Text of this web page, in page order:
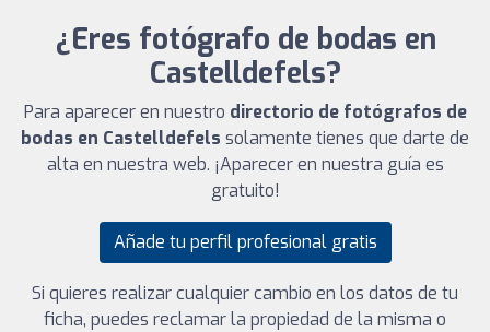
¿Eres fotógrafo de bodas en
Castelldefels?
Para aparecer en nuestro directorio de fotógrafos de
bodas en Castelldefels solamente tienes que darte de
alta en nuestra web. ¡Aparecer en nuestra guía es
gratuito!
Añade tu perfil profesional gratis
Si quieres realizar cualquier cambio en los datos de tu
ficha, puedes reclamar la propiedad de la misma o